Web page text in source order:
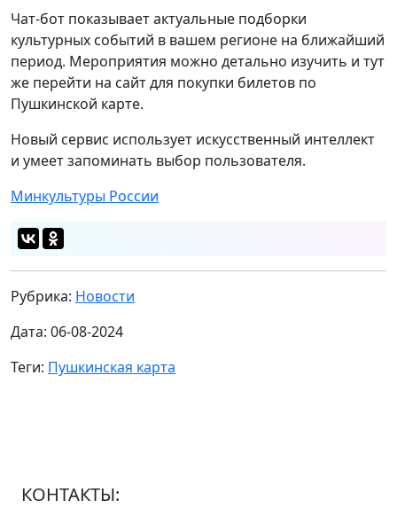
Чат-бот показывает актуальные подборки
культурных событий в вашем регионе на ближайший
период. Мероприятия можно детально изучить и тут
же перейти на сайт для покупки билетов по
Пушкинской карте.
Новый сервис использует искусственный интеллект
и умеет запоминать выбор пользователя.
Минкультуры России
Рубрика: Новости
Дата: 06-08-2024
Теги: Пушкинская карта
КОНТАКТЫ: